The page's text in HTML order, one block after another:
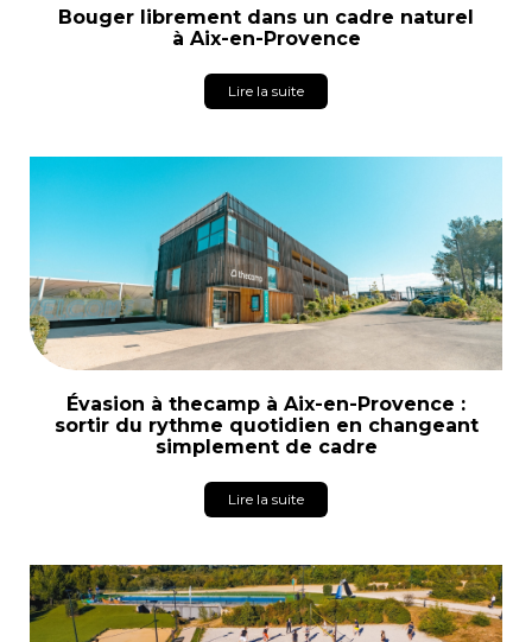
Bouger librement dans un cadre naturel
à Aix-en-Provence
Lire la suite
Évasion à thecamp à Aix-en-Provence :
sortir du rythme quotidien en changeant
simplement de cadre
Lire la suite